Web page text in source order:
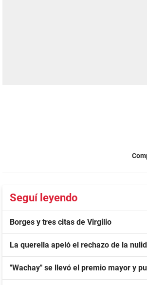
Seguí leyendo
Borges y tres citas de Virgilio
La querella apeló el rechazo de la
"Wachay" se llevó el premio mayor y